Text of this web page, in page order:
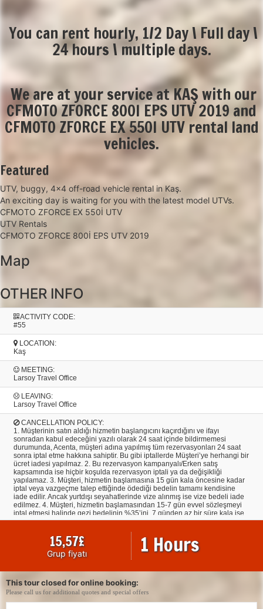
You can rent hourly, 1/2 Day \ Full day \
24 hours \ multiple days.
We are at your service at KAŞ with our
CFMOTO ZFORCE 800I EPS UTV 2019 and
CFMOTO ZFORCE EX 550I UTV rental land
vehicles.
Featured
UTV, buggy, 4x4 off-road vehicle rental in Kaş.
An exciting day is waiting for you with the latest model UTVs.
CFMOTO ZFORCE EX 550İ UTV
UTV Rentals
CFMOTO ZFORCE 800İ EPS UTV 2019
Map
+
−
OTHER INFO
ACTIVITY CODE:
#55
LOCATION:
Kaş
MEETING:
Larsoy Travel Office
LEAVING:
Larsoy Travel Office
CANCELLATION POLICY:
1. Müşterinin satın aldığı hizmetin başlangıcını kaçırdığını ve ifayı
sonradan kabul edeceğini yazılı olarak 24 saat içinde bildirmemesi
durumunda, Acenta, müşteri adına yapılmış tüm rezervasyonları 24 saat
sonra iptal etme hakkına sahiptir. Bu gibi iptallerde Müşteri’ye herhangi bir
ücret iadesi yapılmaz. 2. Bu rezervasyon kampanyalı/Erken satış
kapsamında ise hiçbir koşulda rezervasyon iptali ya da değişikliği
yapılamaz. 3. Müşteri, hizmetin başlamasına 15 gün kala öncesine kadar
iptal veya vazgeçme talep ettiğinde ödediği bedelin tamamı kendisine
iade edilir. Ancak yurtdışı seyahatlerinde vize alınmış ise vize bedeli iade
edilmez. 4. Müşteri, hizmetin başlamasından 15-7 gün evvel sözleşmeyi
iptal etmesi halinde gezi bedelinin %35’ini, 7 günden az bir süre kala ise
tamamını cayma tazminatı olarak Acentaya ödemeyi kabul ve taahhüt
İndirimli hizmetin iptal/devri halinde Müşteri, hizmet başlangıcından tam 7
gün öncesine kadar hizmet bedelinin %50’sini, 7 günden az bir süre kala
ise hizmet bedelinin tamamını Acenta’ya ödemeyi kabul ve taahhüt eder.
firmalarının kendi iptal şartlarının geçerli olmasından dolayı iptallere bağlı
olarak, hiçbir şekilde Acenta’dan kaynaklanmaksızın veya Acenta’nın
Müşteri’den herhangi bir talebi olmaksızın, o biletin/ havayolu firmasının
veya otelin şartları gereğince Müşteri’den ödeme talep edilebilir. 7.
Müşteri, satın almış olduğu tur, otel vb. programa devam etmesinin
15,57£
Grup fiyatı 1 Hours
This tour closed for online booking:
Please call us for additional quotes and special offers